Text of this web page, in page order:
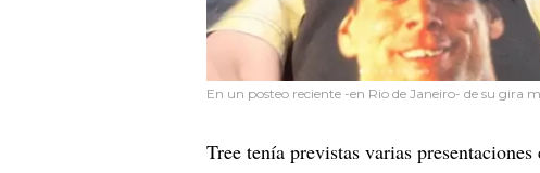
En un posteo reciente -en Rio de Janeiro- de su gira
Tree tenía previstas varias